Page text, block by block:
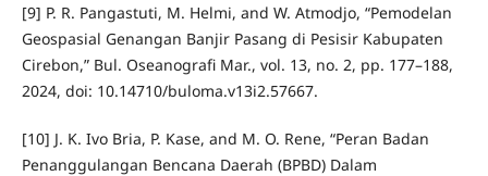
[9] P. R. Pangastuti, M. Helmi, and W. Atmodjo, “Pemodelan
Geospasial Genangan Banjir Pasang di Pesisir Kabupaten
Cirebon,” Bul. Oseanografi Mar., vol. 13, no. 2, pp. 177–188,
2024, doi: 10.14710/buloma.v13i2.57667.
[10] J. K. Ivo Bria, P. Kase, and M. O. Rene, “Peran Badan
Penanggulangan Bencana Daerah (BPBD) Dalam